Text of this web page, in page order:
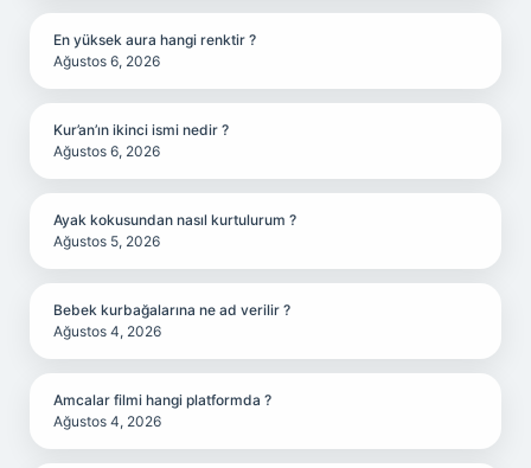
En yüksek aura hangi renktir ?
Ağustos 6, 2026
Kur’an’ın ikinci ismi nedir ?
Ağustos 6, 2026
Ayak kokusundan nasıl kurtulurum ?
Ağustos 5, 2026
Bebek kurbağalarına ne ad verilir ?
Ağustos 4, 2026
Amcalar filmi hangi platformda ?
Ağustos 4, 2026